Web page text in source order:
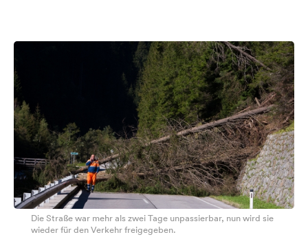
Die Straße war mehr als zwei Tage unpassierbar, nun wird sie
wieder für den Verkehr freigegeben.